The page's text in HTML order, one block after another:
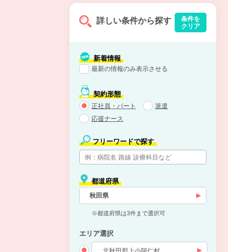
詳しい条件から探す
条件を
クリア
新着情報
最新の情報のみ表示させる
契約形態
正社員・パート
派遣
応援ナース
フリーワードで探す
都道府県
秋田県
※都道府県は3件まで選択可
エリア選択